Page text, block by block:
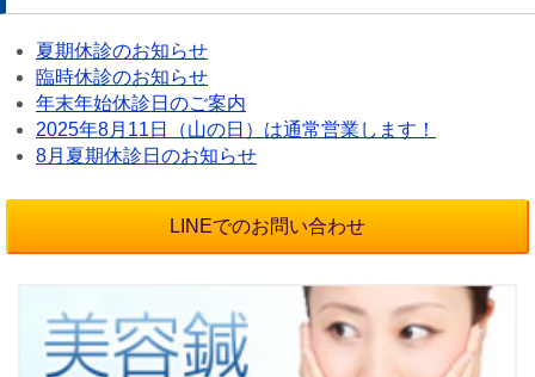
夏期休診のお知らせ
臨時休診のお知らせ
年末年始休診日のご案内
2025年8月11日（山の日）は通常営業します！
8月夏期休診日のお知らせ
LINEでのお問い合わせ